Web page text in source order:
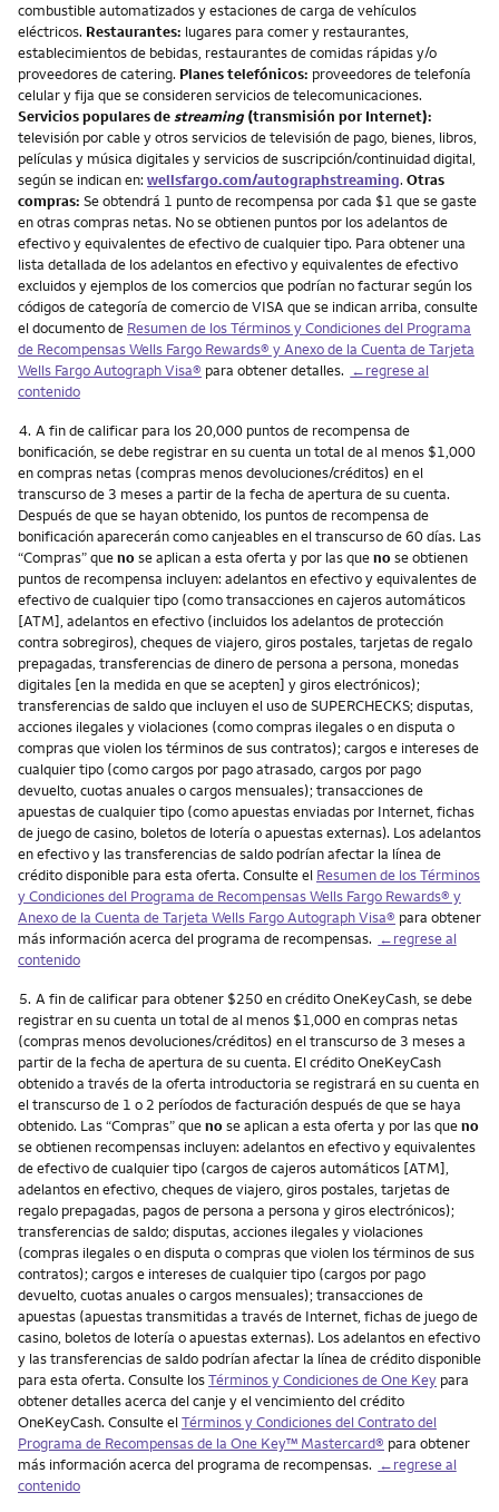
combustible automatizados y estaciones de carga de vehículos
eléctricos. Restaurantes: lugares para comer y restaurantes,
establecimientos de bebidas, restaurantes de comidas rápidas y/o
proveedores de catering. Planes telefónicos: proveedores de telefonía
celular y fija que se consideren servicios de telecomunicaciones.
Servicios populares de streaming (transmisión por Internet):
televisión por cable y otros servicios de televisión de pago, bienes, libros,
películas y música digitales y servicios de suscripción/continuidad digital,
según se indican en: wellsfargo.com/autographstreaming. Otras
compras: Se obtendrá 1 punto de recompensa por cada $1 que se gaste
en otras compras netas. No se obtienen puntos por los adelantos de
efectivo y equivalentes de efectivo de cualquier tipo. Para obtener una
lista detallada de los adelantos en efectivo y equivalentes de efectivo
excluidos y ejemplos de los comercios que podrían no facturar según los
códigos de categoría de comercio de VISA que se indican arriba, consulte
el documento de Resumen de los Términos y Condiciones del Programa
de Recompensas Wells Fargo Rewards® y Anexo de la Cuenta de Tarjeta
Wells Fargo Autograph Visa® para obtener detalles. ←regrese al
contenido
Nota
4. A fin de calificar para los 20,000 puntos de recompensa de
bonificación, se debe registrar en su cuenta un total de al menos $1,000
en compras netas (compras menos devoluciones/créditos) en el
transcurso de 3 meses a partir de la fecha de apertura de su cuenta.
Después de que se hayan obtenido, los puntos de recompensa de
bonificación aparecerán como canjeables en el transcurso de 60 días. Las
“Compras” quenose aplican a esta oferta y por las quenose obtienen
puntos de recompensa incluyen: adelantos en efectivo y equivalentes de
efectivo de cualquier tipo (como transacciones en cajeros automáticos
[ATM], adelantos en efectivo (incluidos los adelantos de protección
contra sobregiros), cheques de viajero, giros postales, tarjetas de regalo
prepagadas, transferencias de dinero de persona a persona, monedas
digitales [en la medida en que se acepten] y giros electrónicos);
transferencias de saldo que incluyen el uso de SUPERCHECKS; disputas,
acciones ilegales y violaciones (como compras ilegales o en disputa o
compras que violen los términos de sus contratos); cargos e intereses de
cualquier tipo (como cargos por pago atrasado, cargos por pago
devuelto, cuotas anuales o cargos mensuales); transacciones de
apuestas de cualquier tipo (como apuestas enviadas por Internet, fichas
de juego de casino, boletos de lotería o apuestas externas). Los adelantos
en efectivo y las transferencias de saldo podrían afectar la línea de
crédito disponible para esta oferta. Consulte el Resumen de los Términos
y Condiciones del Programa de Recompensas Wells Fargo Rewards® y
Anexo de la Cuenta de Tarjeta Wells Fargo Autograph Visa® para obtener
más información acerca del programa de recompensas. ←regrese al
contenido
Nota
5. A fin de calificar para obtener $250 en crédito OneKeyCash, se debe
registrar en su cuenta un total de al menos $1,000 en compras netas
(compras menos devoluciones/créditos) en el transcurso de 3 meses a
partir de la fecha de apertura de su cuenta. El crédito OneKeyCash
obtenido a través de la oferta introductoria se registrará en su cuenta en
el transcurso de 1 o 2 períodos de facturación después de que se haya
obtenido. Las “Compras” quenose aplican a esta oferta y por las queno
se obtienen recompensas incluyen: adelantos en efectivo y equivalentes
de efectivo de cualquier tipo (cargos de cajeros automáticos [ATM],
adelantos en efectivo, cheques de viajero, giros postales, tarjetas de
regalo prepagadas, pagos de persona a persona y giros electrónicos);
transferencias de saldo; disputas, acciones ilegales y violaciones
(compras ilegales o en disputa o compras que violen los términos de sus
contratos); cargos e intereses de cualquier tipo (cargos por pago
devuelto, cuotas anuales o cargos mensuales); transacciones de
apuestas (apuestas transmitidas a través de Internet, fichas de juego de
casino, boletos de lotería o apuestas externas). Los adelantos en efectivo
y las transferencias de saldo podrían afectar la línea de crédito disponible
para esta oferta. Consulte losTérminos y Condiciones de One Key para
obtener detalles acerca del canje y el vencimiento del crédito
OneKeyCash. Consulte elTérminos y Condiciones del Contrato del
Programa de Recompensas de la One Key™ Mastercard® para obtener
más información acerca del programa de recompensas. ←regrese al
contenido